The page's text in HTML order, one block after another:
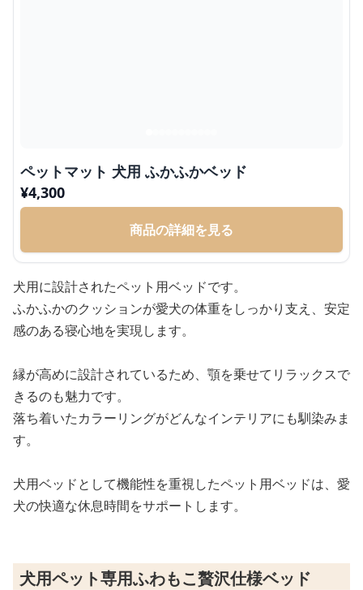
ペットマット 犬用 ふかふかベッド
¥4,300
商品の詳細を見る
犬用に設計されたペット用ベッドです。
ふかふかのクッションが愛犬の体重をしっかり支え、安定
感のある寝心地を実現します。
縁が高めに設計されているため、顎を乗せてリラックスで
きるのも魅力です。
落ち着いたカラーリングがどんなインテリアにも馴染みま
す。
犬用ベッドとして機能性を重視したペット用ベッドは、愛
犬の快適な休息時間をサポートします。
犬用ペット専用ふわもこ贅沢仕様ベッド